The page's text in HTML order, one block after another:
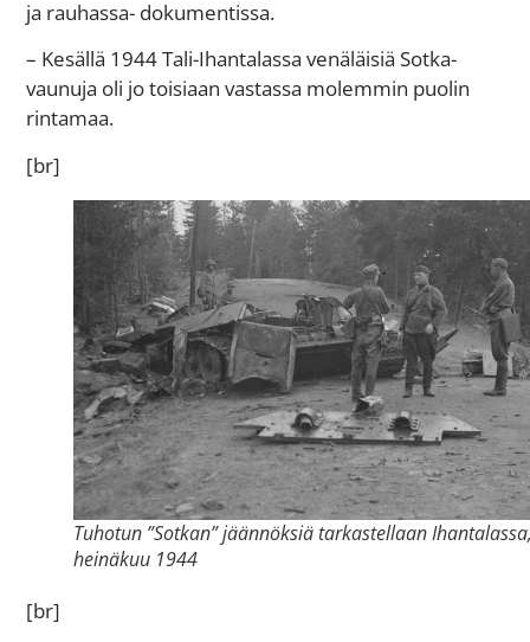
ja rauhassa- dokumentissa.
– Kesällä 1944 Tali-Ihantalassa venäläisiä Sotka-
vaunuja oli jo toisiaan vastassa molemmin puolin
rintamaa.
[br]
Tuhotun ”Sotkan” jäännöksiä tarkastellaan
heinäkuu 1944
[br]